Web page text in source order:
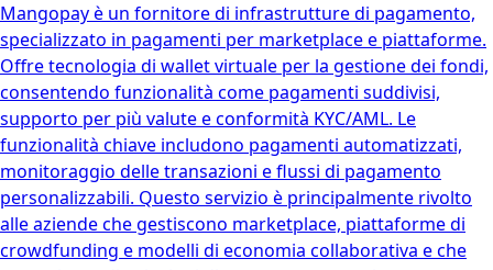
Mangopay è un fornitore di infrastrutture di pagamento,
specializzato in pagamenti per marketplace e piattaforme.
Offre tecnologia di wallet virtuale per la gestione dei fondi,
consentendo funzionalità come pagamenti suddivisi,
supporto per più valute e conformità KYC/AML. Le
funzionalità chiave includono pagamenti automatizzati,
monitoraggio delle transazioni e flussi di pagamento
personalizzabili. Questo servizio è principalmente rivolto
alle aziende che gestiscono marketplace, piattaforme di
crowdfunding e modelli di economia collaborativa e che